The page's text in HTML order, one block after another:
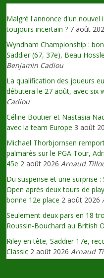
Malgré l'annonce d'un nouvel
toujours incertain ? 7 août
Wyndham Championship :
Saddier (67, 37e), Beau
Benjamin Cadiou
La qualification des joueurs
débutera le 27 août, avec six
Cadiou
Céline Boutier et Nastasia
avec la team Europe 3 août
Michael Thorbjornsen
palmarès sur le PGA Tour,
45e 2 août 2026 Arnaud
Du suspense et une surprise
Open après deux tours de
bonne 12e place 2 août 2026
Seulement deux pars en 18
Roussin-Bouchard au British
Riley en tête, Saddier 17e,
Classic 2 août 2026 Arnaud